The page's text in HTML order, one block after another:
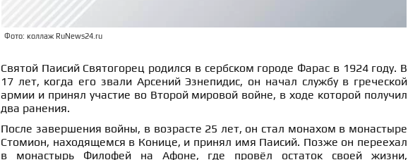
Фото: коллаж RuNews24.ru
Святой Паисий Святогорец родился в сербском городе Фарас в 1924 году. В
17 лет, когда его звали Арсений Эзнепидис, он начал службу в греческой
армии и принял участие во Второй мировой войне, в ходе которой получил
два ранения.
После завершения войны, в возрасте 25 лет, он стал монахом в монастыре
Стомион, находящемся в Конице, и принял имя Паисий. Позже он переехал
в монастырь Филофей на Афоне, где провёл остаток своей жизни,